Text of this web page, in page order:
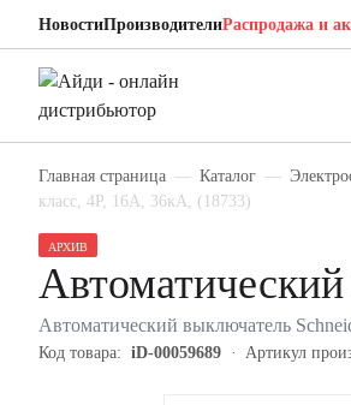
НовостиПроизводителиРаспродажа и
Главная страница Каталог
класс, 4P, 16А, 36кА, (18733)
АРХИВ
Автоматический выключатель
Код товара: iD-00059689 Артикул
Schneider Electric 18733
Автоматический